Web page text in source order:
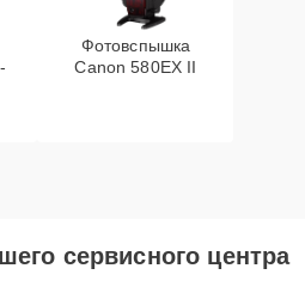
Фотовспышка
Canon 580EX II
сервисного центра